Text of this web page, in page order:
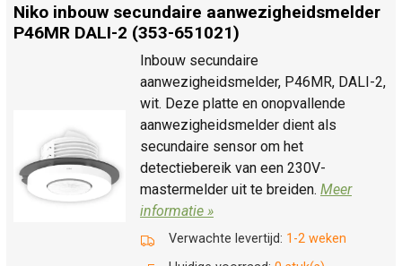
Niko inbouw secundaire aanwezigheidsmelder
P46MR DALI-2 (353-651021)
Inbouw secundaire
aanwezigheidsmelder, P46MR, DALI-2,
wit. Deze platte en onopvallende
aanwezigheidsmelder dient als
secundaire sensor om het
detectiebereik van een 230V-
mastermelder uit te breiden. Meer
informatie »
Verwachte levertijd: 1-2 weken